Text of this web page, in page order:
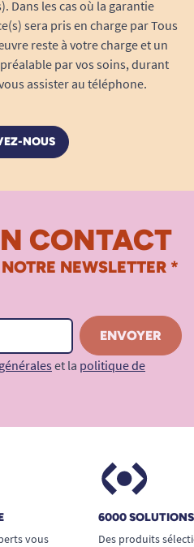
ce qui en fait un produit
sont adaptés
de s’assurer que
une utilisation en toute
du palier (A) :
placement et la
en haut et en bas
(B) : au moins 60 cm,
marches.
delà le système de
ne peut pas fonctionner
Dans les cas où la garantie
sera pris en charge par Tous
reste à votre charge et un
par vos soins, durant
assister au téléphone.
NOUS
CONTACT
NEWSLETTER *
et la politique de
vous
6000
Des produits